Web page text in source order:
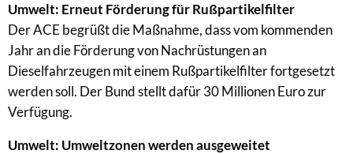
Umwelt: Erneut Förderung für Rußpartikelfilter
Der ACE begrüßt die Maßnahme, dass vom kommenden
Jahr an die Förderung von Nachrüstungen an
Dieselfahrzeugen mit einem Rußpartikelfilter fortgesetzt
werden soll. Der Bund stellt dafür 30 Millionen Euro zur
Verfügung.
Umwelt: Umweltzonen werden ausgeweitet